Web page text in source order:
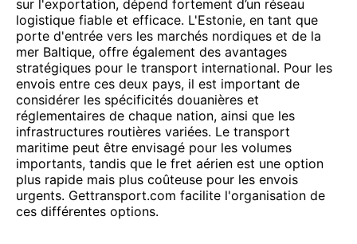
sur l'exportation, dépend fortement d’un réseau
logistique fiable et efficace. L'Estonie, en tant que
porte d'entrée vers les marchés nordiques et de la
mer Baltique, offre également des avantages
stratégiques pour le transport international. Pour les
envois entre ces deux pays, il est important de
considérer les spécificités douanières et
réglementaires de chaque nation, ainsi que les
infrastructures routières variées. Le transport
maritime peut être envisagé pour les volumes
importants, tandis que le fret aérien est une option
plus rapide mais plus coûteuse pour les envois
urgents. Gettransport.com facilite l'organisation de
ces différentes options.